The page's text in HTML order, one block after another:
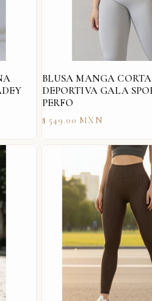
BLUSA MANGA
DEPORTIVA GALA
PERFO
Precio
habitual
$ 549.00 MXN